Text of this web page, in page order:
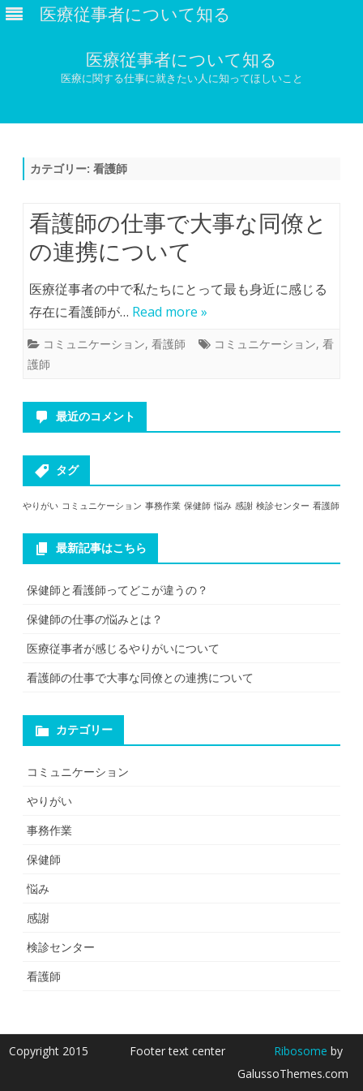
医療従事者について知る
医療従事者について知る
医療に関する仕事に就きたい人に知ってほしいこと
カテゴリー: 看護師
看護師の仕事で大事な同僚と
の連携について
医療従事者の中で私たちにとって最も身近に感じる
存在に看護師が… Read more »
コミュニケーション, 看護師 コミュニケーション, 看
護師
最近のコメント
タグ
やりがい コミュニケーション 事務作業 保健師 悩み 感謝 検診センター 看護師
最新記事はこちら
保健師と看護師ってどこが違うの？
保健師の仕事の悩みとは？
医療従事者が感じるやりがいについて
看護師の仕事で大事な同僚との連携について
カテゴリー
コミュニケーション
やりがい
事務作業
保健師
悩み
感謝
検診センター
看護師
Copyright 2015 Footer text center Ribosome by
GalussoThemes.com